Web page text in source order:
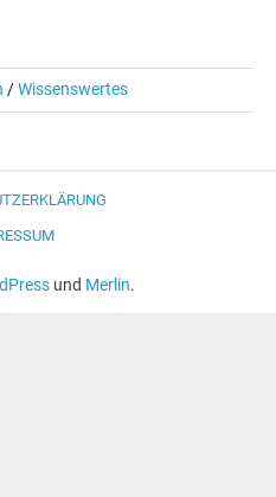
/Wissenswertes
und Merlin.